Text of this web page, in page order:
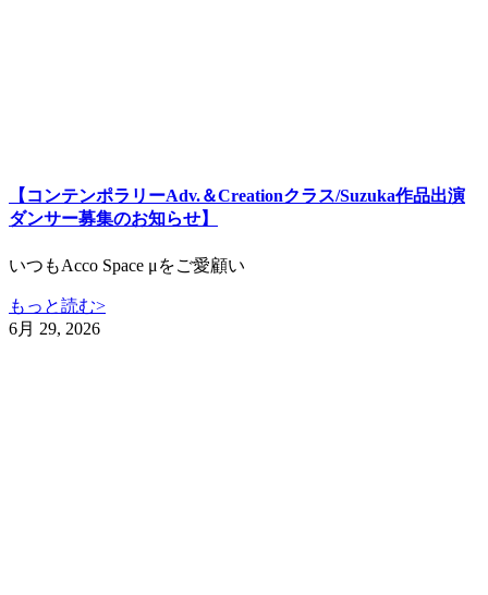
【コンテンポラリーAdv.＆Creationクラス/Suzuka作品出演
ダンサー募集のお知らせ】
いつもAcco Space μをご愛顧い
もっと読む>
6月 29, 2026